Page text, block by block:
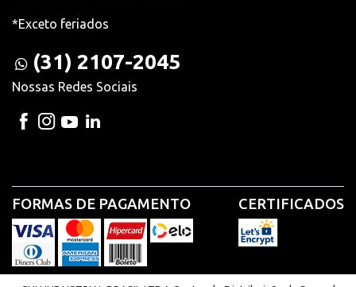
*Exceto feriados
(31) 2107-2045
Nossas Redes Sociais
FORMAS DE PAGAMENTO CERTIFICADOS